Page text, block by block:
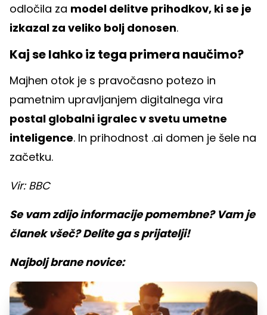
odločila za model delitve prihodkov, ki se je
izkazal za veliko bolj donosen.
Kaj se lahko iz tega primera naučimo?
Majhen otok je s pravočasno potezo in
pametnim upravljanjem digitalnega vira
postal globalni igralec v svetu umetne
inteligence. In prihodnost .ai domen je šele na
začetku.
Vir: BBC
Se vam zdijo informacije pomembne? Vam je
članek všeč? Delite ga s prijatelji!
Najbolj brane novice: